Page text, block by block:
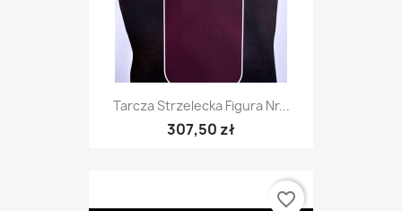
Tarcza Strzelecka Figura Nr...
307,50 zł
favorite_border